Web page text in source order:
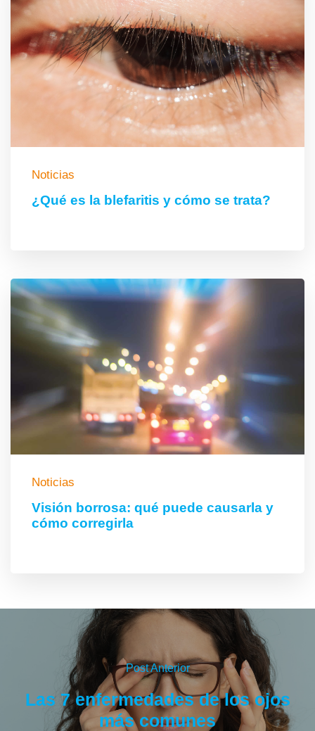
Noticias
¿Qué es la blefaritis y cómo se trata?
Noticias
Visión borrosa: qué puede causarla y
cómo corregirla
Post Anterior
Las 7 enfermedades de los ojos
más comunes